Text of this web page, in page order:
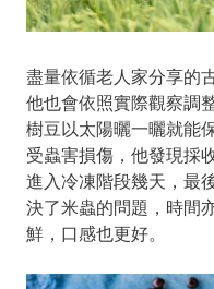
盡量依循老人家分享的
他也會依照實際觀察調
樹豆以太陽曬一曬就能
受蟲害損傷，他發現採
進入冷凍階段幾天，最
決了米蟲的問題，時間
鮮，口感也更好。